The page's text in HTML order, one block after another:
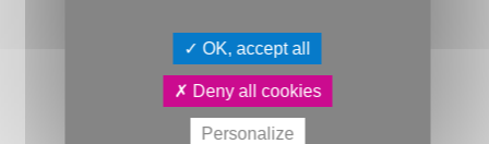
OK, accept all
Deny all cookies
Personalize